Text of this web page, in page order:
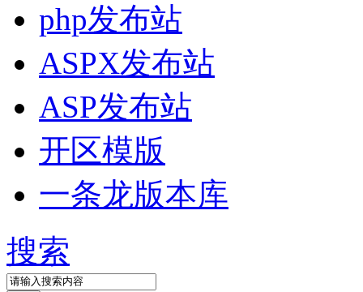
php发布站
ASPX发布站
ASP发布站
开区模版
一条龙版本库
搜索